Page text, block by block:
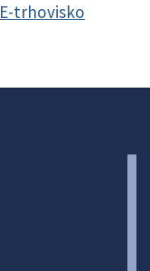
E-trhovisko